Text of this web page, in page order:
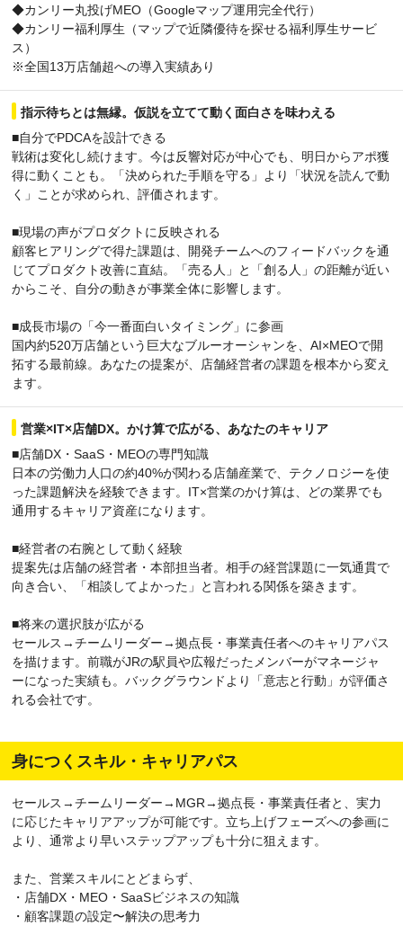
◆カンリー丸投げMEO（Googleマップ運用完全代行）
◆カンリー福利厚生（マップで近隣優待を探せる福利厚生サービ
ス）
※全国13万店舗超への導入実績あり
指示待ちとは無縁。仮説を立てて動く面白さを味わえる
■自分でPDCAを設計できる
戦術は変化し続けます。今は反響対応が中心でも、明日からアポ獲
得に動くことも。「決められた手順を守る」より「状況を読んで動
く」ことが求められ、評価されます。
■現場の声がプロダクトに反映される
顧客ヒアリングで得た課題は、開発チームへのフィードバックを通
じてプロダクト改善に直結。「売る人」と「創る人」の距離が近い
からこそ、自分の動きが事業全体に影響します。
■成長市場の「今一番面白いタイミング」に参画
国内約520万店舗という巨大なブルーオーシャンを、AI×MEOで開
拓する最前線。あなたの提案が、店舗経営者の課題を根本から変え
ます。
営業×IT×店舗DX。かけ算で広がる、あなたのキャリア
■店舗DX・SaaS・MEOの専門知識
日本の労働力人口の約40%が関わる店舗産業で、テクノロジーを使
った課題解決を経験できます。IT×営業のかけ算は、どの業界でも
通用するキャリア資産になります。
■経営者の右腕として動く経験
提案先は店舗の経営者・本部担当者。相手の経営課題に一気通貫で
向き合い、「相談してよかった」と言われる関係を築きます。
■将来の選択肢が広がる
セールス→チームリーダー→拠点長・事業責任者へのキャリアパス
を描けます。前職がJRの駅員や広報だったメンバーがマネージャ
ーになった実績も。バックグラウンドより「意志と行動」が評価さ
れる会社です。
身につくスキル・キャリアパス
セールス→チームリーダー→MGR→拠点長・事業責任者と、実力
に応じたキャリアアップが可能です。立ち上げフェーズへの参画に
より、通常より早いステップアップも十分に狙えます。
また、営業スキルにとどまらず、
・店舗DX・MEO・SaaSビジネスの知識
・顧客課題の設定〜解決の思考力